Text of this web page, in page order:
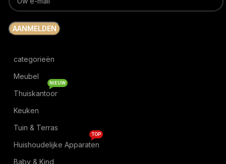
categorieën
Meubel
Thuiskantoor
NIEUW
Keuken
Tuin & Terras
Huishoudelijke Apparaten
TOP
Baby & Kind